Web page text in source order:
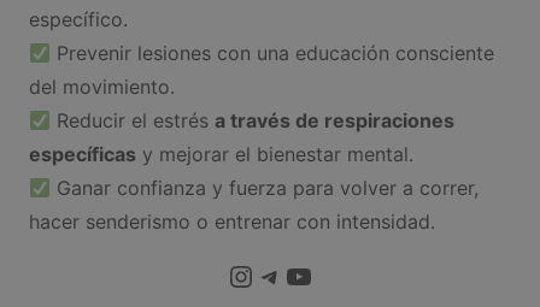
específico.
Prevenir lesiones con una educación consciente
del movimiento.
Reducir el estrésa través de respiraciones
específicasy mejorar el bienestar mental.
Ganar confianza y fuerza para volver a correr,
hacer senderismo o entrenar con intensidad.
Instagram
Telegram
YouTube